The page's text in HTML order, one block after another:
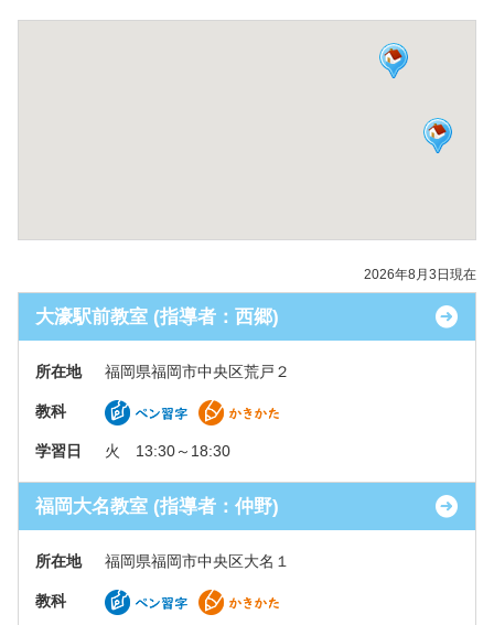
2026年8月3日現在
大濠駅前教室 (指導者：西郷)
所在地 福岡県福岡市中央区荒戸２
教科
学習日 火 13:30～18:30
福岡大名教室 (指導者：仲野)
所在地 福岡県福岡市中央区大名１
教科